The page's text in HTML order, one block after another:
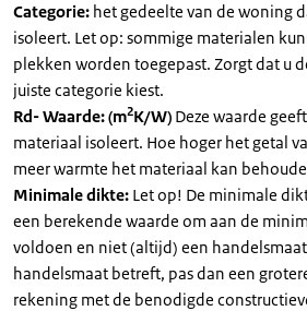
Categorie: het gedeelte van de woning
isoleert. Let op: sommige materialen
plekken worden toegepast. Zorgt dat u
juiste categorie kiest.
Rd- Waarde: (m2K/W) Deze waarde
materiaal isoleert. Hoe hoger het getal
meer warmte het materiaal kan
Minimale dikte: Let op! De minimale
een berekende waarde om aan de
voldoen en niet (altijd) een
handelsmaat betreft, pas dan een
rekening met de benodigde